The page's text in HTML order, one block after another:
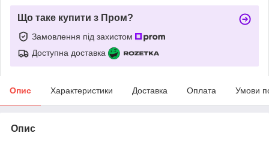
Що таке купити з Пром?
Замовлення під захистом
Доступна доставка
Опис Характеристики Доставка Оплата Умови
Опис